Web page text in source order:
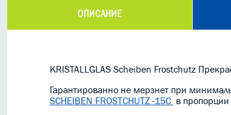
ОПИСАНИЕ
KRISTALLGLAS Scheiben Frostchutz
Гарантированно не мерзнет при
SCHEIBEN FROSTCHUTZ -15С в